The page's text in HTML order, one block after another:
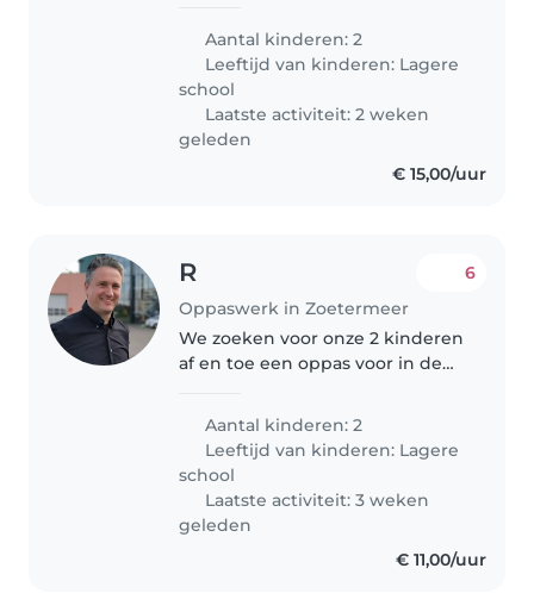
betrouwbare babysitter of oppas
die hen kan ontvangen in huis.
Iemand die met..
Aantal kinderen: 2
Leeftijd van kinderen: Lagere
school
Laatste activiteit: 2 weken
geleden
€ 15,00/uur
R
Oppaswerk in Zoetermeer
6
We zoeken voor onze 2 kinderen
af en toe een oppas voor in de
onze dochter is 9 jaar. We
hebben geen huisdieren en we
zijn geen rokers.
Aantal kinderen: 2
Leeftijd van kinderen: Lagere
school
Laatste activiteit: 3 weken
geleden
€ 11,00/uur